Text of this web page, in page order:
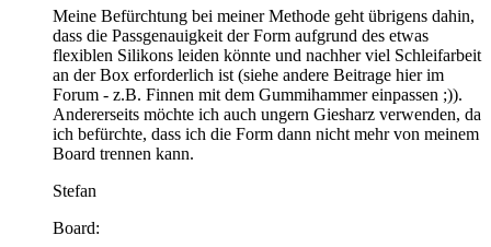
Meine Befürchtung bei meiner Methode geht übrigens dahin,
dass die Passgenauigkeit der Form aufgrund des etwas
flexiblen Silikons leiden könnte und nachher viel Schleifarbeit
an der Box erforderlich ist (siehe andere Beitrage hier im
Forum - z.B. Finnen mit dem Gummihammer einpassen ;)).
Andererseits möchte ich auch ungern Giesharz verwenden, da
ich befürchte, dass ich die Form dann nicht mehr von meinem
Board trennen kann.
Stefan
Board: